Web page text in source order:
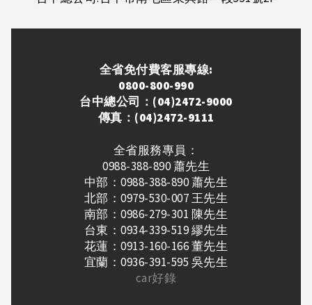
全省免付費客服專線:
0800-800-990
台中總公司：(04)2472-9000
傳真：(04)2472-9111
全省服務專員：
0988-388-890 蕭先生
中部：0988-388-890 蕭先生
北部：0979-530-007 王先生
南部：0986-279-301 陳先生
台東：0934-339-519 繆先生
花蓮：0913-160-166 董先生
宜蘭：0936-391-595 吳先生
car好錄